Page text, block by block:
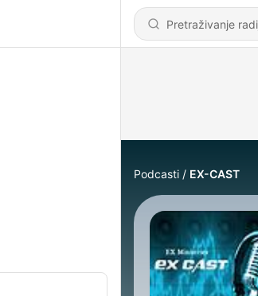
Podcasti EX-CAST